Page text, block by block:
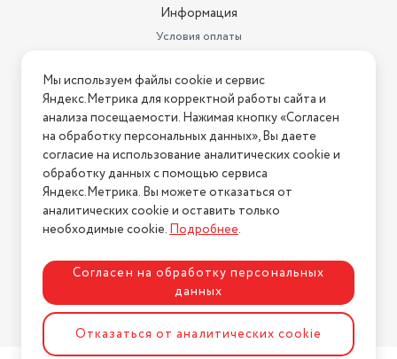
Информация
Условия оплаты
Условия возврата
Нашли ошибку на сайте? Напишите нам
2026 © Интернет-магазин "АстМаркет". У нас есть всё!
Политика конфиденциальности
Разработка сайтаASTDESIGN
Мы используем файлы cookie и сервис
Яндекс.Метрика для корректной работы сайта и
анализа посещаемости. Нажимая кнопку «Согласен
на обработку персональных данных», Вы даете
согласие на использование аналитических cookie и
обработку данных с помощью сервиса
Яндекс.Метрика. Вы можете отказаться от
аналитических cookie и оставить только
необходимые cookie.Подробнее.
Согласен на обработку персональных
данных
Отказаться от аналитических cookie